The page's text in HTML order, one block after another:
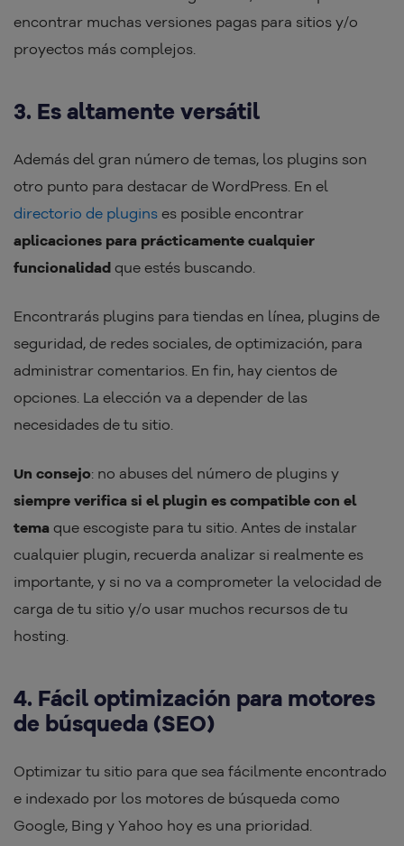
encontrar muchas versiones pagas para sitios y/o
proyectos más complejos.
3. Es altamente versátil
Además del gran número de temas, los plugins son
otro punto para destacar de WordPress. En el
directorio de plugins es posible encontrar
aplicaciones para prácticamente cualquier
funcionalidad que estés buscando.
Encontrarás plugins para tiendas en línea, plugins de
seguridad, de redes sociales, de optimización, para
administrar comentarios. En fin, hay cientos de
opciones. La elección va a depender de las
necesidades de tu sitio.
Un consejo: no abuses del número de plugins y
siempre verifica si el plugin es compatible con el
tema que escogiste para tu sitio. Antes de instalar
cualquier plugin, recuerda analizar si realmente es
importante, y si no va a comprometer la velocidad de
carga de tu sitio y/o usar muchos recursos de tu
hosting.
4. Fácil optimización para motores
de búsqueda (SEO)
Optimizar tu sitio para que sea fácilmente encontrado
e indexado por los motores de búsqueda como
Google, Bing y Yahoo hoy es una prioridad.